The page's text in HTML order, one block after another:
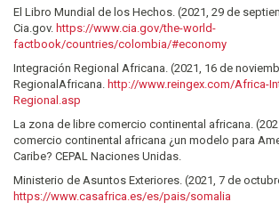
El Libro Mundial de los Hechos. (2021, 29 de
Cia.gov. https://www.cia.gov/the-world-
factbook/countries/colombia/#economy
Integración Regional Africana. (2021, 16 de
RegionalAfricana. http://www.reingex.com/Africa-
Regional.asp
La zona de libre comercio continental africana.
comercio continental africana ¿un modelo para
Caribe? CEPAL Naciones Unidas.
Ministerio de Asuntos Exteriores. (2021, 7 de
https://www.casafrica.es/es/pais/somalia